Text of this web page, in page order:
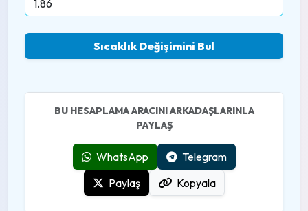
Sıcaklık Değişimini Bul
BU HESAPLAMA ARACINI ARKADAŞLARINLA
PAYLAŞ
WhatsApp
Telegram
Paylaş
Kopyala